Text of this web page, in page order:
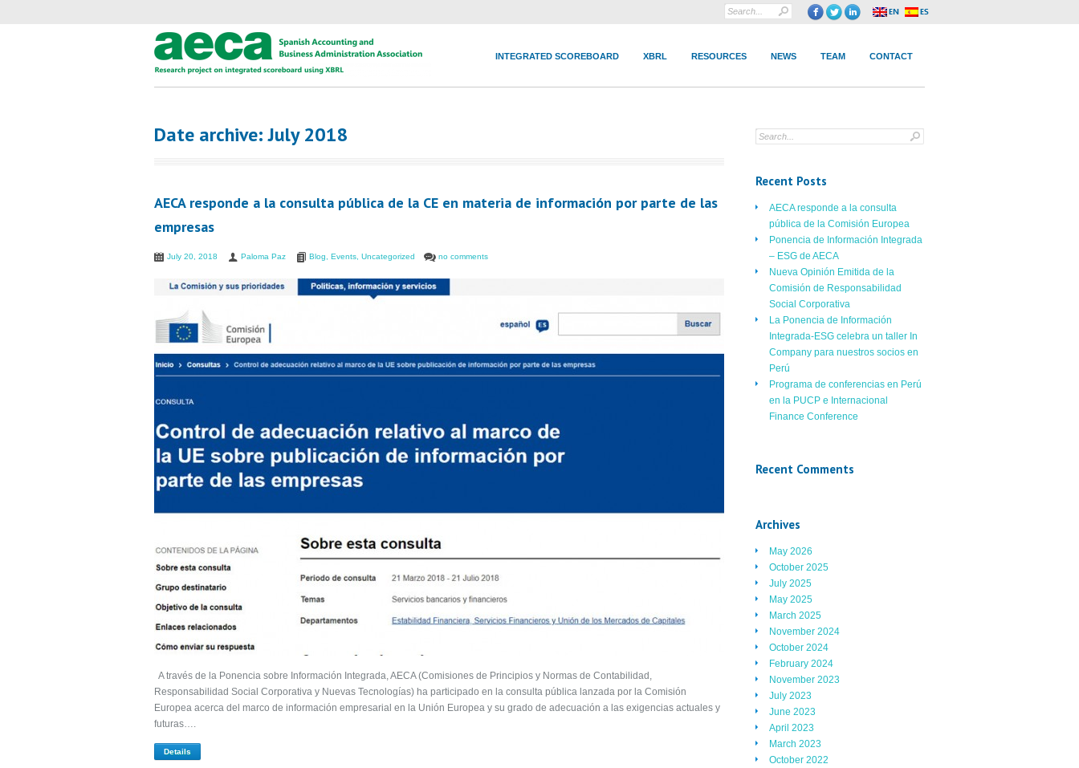
INTEGRATED SCOREBOARD XBRL RESOURCES NEWS TEAM CONTACT
Date archive: July 2018
AECA responde a la consulta pública de la CE en materia de información por parte de las
empresas
July 20, 2018 Paloma Paz Blog Events Uncategorized no comments
A través de la Ponencia sobre Información Integrada, AECA (Comisiones de Principios y Normas de Contabilidad,
Responsabilidad Social Corporativa y Nuevas Tecnologías) ha participado en la consulta pública lanzada por la Comisión
Europea acerca del marco de información empresarial en la Unión Europea y su grado de adecuación a las exigencias actuales y
futuras….
Details
Recent Posts
AECA responde a la consulta
pública de la Comisión Europea
Ponencia de Información Integrada
– ESG de AECA
Nueva Opinión Emitida de la
Comisión de Responsabilidad
Social Corporativa
La Ponencia de Información
Integrada-ESG celebra un taller In
Company para nuestros socios en
Perú
Programa de conferencias en Perú
en la PUCP e Internacional
Finance Conference
Recent Comments
Archives
May 2026
October 2025
July 2025
May 2025
March 2025
November 2024
October 2024
February 2024
November 2023
July 2023
June 2023
April 2023
March 2023
October 2022